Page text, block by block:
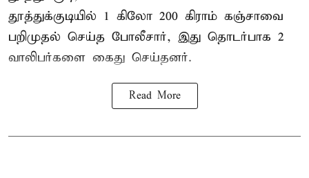
தூத்துக்குடியில் 1 கிலோ 200 கிராம் கஞ்சாவை
பறிமுதல் செய்த போலீசார், இது தொடர்பாக 2
வாலிபர்களை கைது செய்தனர்.
Read More